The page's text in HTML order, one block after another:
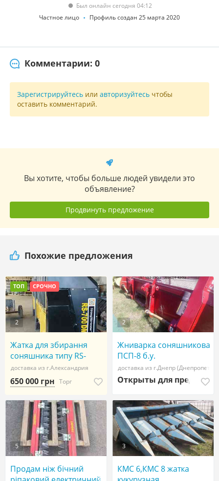
Был онлайн сегодня 04:12
Частное лицо
Профиль создан 25 марта 2020
Комментарии: 0
Зарегистрируйтесь или авторизуйтесь чтобы
оставить комментарий.
Вы хотите, чтобы больше людей увидели это
объявление?
Продвинуть предложение
Похожие предложения
ТОП СРОЧНО
2
Жатка для збирання
соняшника типу RS-
700DM
доставка из г.Александрия
650 000 грн Торг
2
Жниварка соняшникова
ПСП-8 б.у.
доставка из г.Днепр
Открыты для
5
Продам ніж бічний
3
КМС 6,КМС 8 жатка